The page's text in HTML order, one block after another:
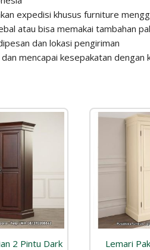
expedisi khusus furniture
atau bisa memakai tambahan
dan lokasi pengiriman
mencapai kesepakatan dengan
2 Pintu Dark
Lemari